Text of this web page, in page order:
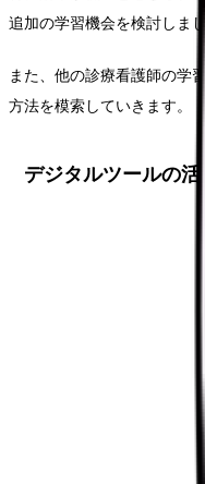
追加の学習機会を検討しま
また、他の診療看護師の学
方法を模索していきます。
デジタルツールの